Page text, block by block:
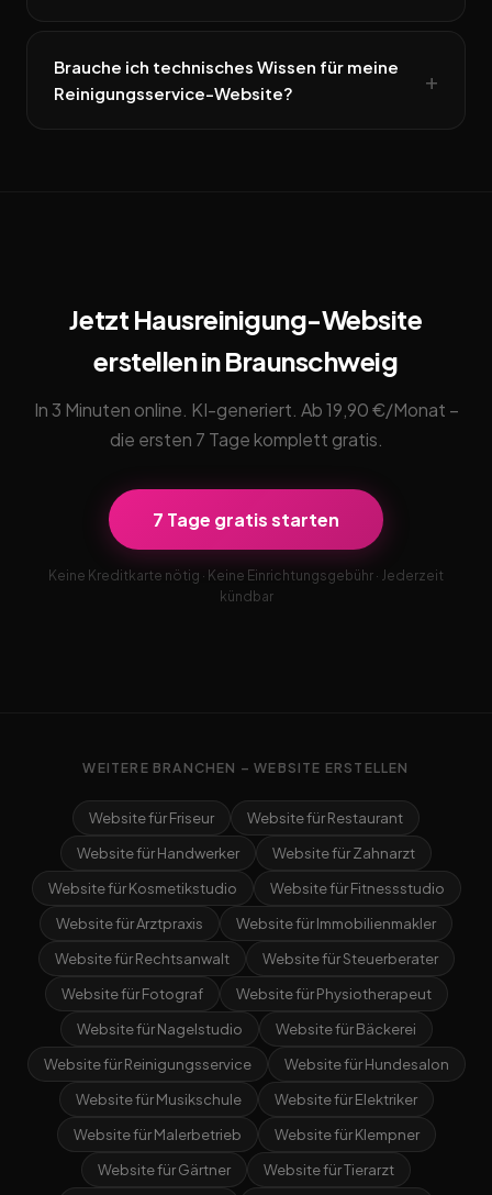
Brauche ich technisches Wissen für meine
Reinigungsservice-Website?
Jetzt Hausreinigung-Website
erstellen in Braunschweig
In 3 Minuten online. KI-generiert. Ab 19,90 €/Monat –
die ersten 7 Tage komplett gratis.
7 Tage gratis starten
Keine Kreditkarte nötig · Keine Einrichtungsgebühr · Jederzeit
kündbar
WEITERE BRANCHEN – WEBSITE ERSTELLEN
Website für Friseur
Website für Restaurant
Website für Handwerker
Website für Zahnarzt
Website für Kosmetikstudio
Website für Fitnessstudio
Website für Arztpraxis
Website für Immobilienmakler
Website für Rechtsanwalt
Website für Steuerberater
Website für Fotograf
Website für Physiotherapeut
Website für Nagelstudio
Website für Bäckerei
Website für Reinigungsservice
Website für Hundesalon
Website für Musikschule
Website für Elektriker
Website für Malerbetrieb
Website für Klempner
Website für Gärtner
Website für Tierarzt